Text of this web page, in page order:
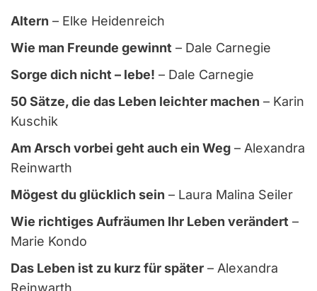
Altern – Elke Heidenreich
Wie man Freunde gewinnt – Dale Carnegie
Sorge dich nicht – lebe! – Dale Carnegie
50 Sätze, die das Leben leichter machen – Karin
Kuschik
Am Arsch vorbei geht auch ein Weg – Alexandra
Reinwarth
Mögest du glücklich sein – Laura Malina Seiler
Wie richtiges Aufräumen Ihr Leben verändert –
Marie Kondo
Das Leben ist zu kurz für später – Alexandra
Reinwarth